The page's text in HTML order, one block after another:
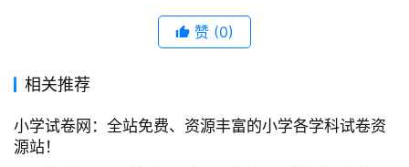
赞 (0)
相关推荐
小学试卷网：全站免费、资源丰富的小学各学科试卷资
源站！